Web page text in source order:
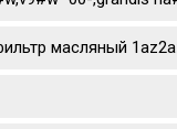
масляный